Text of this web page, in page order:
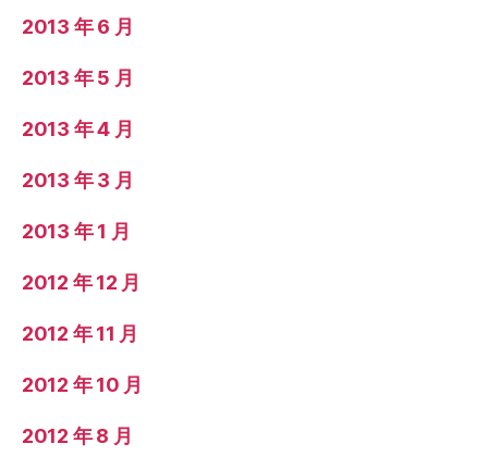
2013 年 6 月
2013 年 5 月
2013 年 4 月
2013 年 3 月
2013 年 1 月
2012 年 12 月
2012 年 11 月
2012 年 10 月
2012 年 8 月